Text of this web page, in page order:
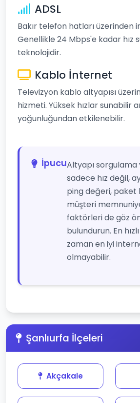
ADSL
Bakır telefon hatları üzerinden
Genellikle 24 Mbps'e kadar hız
teknolojidir.
Kablo İnternet
Televizyon kablo altyapısı
hizmeti. Yüksek hızlar sunabilir
yoğunluğundan etkilenebilir.
İpucuAltyapı
sadece hız değil,
ping değeri, paket
müşteri
faktörleri de göz
bulundurun. En
zaman en iyi
olmayabilir.
Şanlıurfa İlçeleri
Akçakale